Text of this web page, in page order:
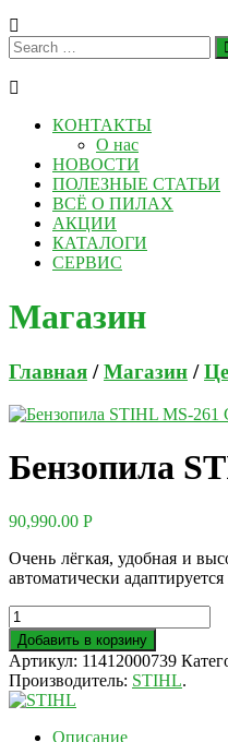
КОНТАКТЫ
О нас
НОВОСТИ
ПОЛЕЗНЫЕ СТАТЬИ
ВСЁ О ПИЛАХ
АКЦИИ
КАТАЛОГИ
СЕРВИС
Магазин
Главная /Магазин /
Бензопила
90,990.00 Р
Очень лёгкая, удобная и
автоматически
Добавить в корзину
Артикул: 11412000739
Производитель: STIHL.
Описание